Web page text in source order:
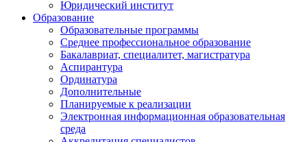
Юридический институт
Образование
Образовательные программы
Среднее профессиональное образование
Бакалавриат, специалитет, магистратура
Аспирантура
Ординатура
Дополнительные
Планируемые к реализации
Электронная информационная образовательная
среда